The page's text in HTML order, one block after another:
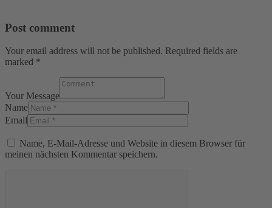
Post comment
Your email address will not be published. Required fields are
marked *
Your Message
Name
Email
Name, E-Mail-Adresse und Website in diesem Browser für
meinen nächsten Kommentar speichern.